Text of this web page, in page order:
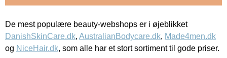
De mest populære beauty-webshops er i øjeblikket
DanishSkinCare.dk, AustralianBodycare.dk, Made4men.dk
og NiceHair.dk, som alle har et stort sortiment til gode priser.